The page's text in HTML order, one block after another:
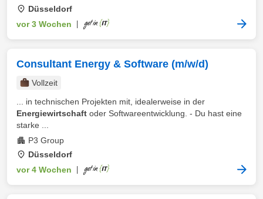
Düsseldorf
vor 3 Wochen
Consultant Energy & Software (m/w/d)
Vollzeit
... in technischen Projekten mit, idealerweise in der
Energiewirtschaft oder Softwareentwicklung. - Du hast eine
starke ...
P3 Group
Düsseldorf
vor 4 Wochen